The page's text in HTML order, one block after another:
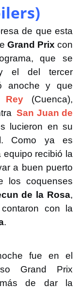
de que esta
Grand Prix con
que se
el del tercer
anoche y que
Rey(Cuenca),
San Juan de
lucieron en su
Como ya es
equipo recibió la
a buen puerto
los coquenses
de la Rosa,
con la
.
fue en el
Grand Prix
de dar la